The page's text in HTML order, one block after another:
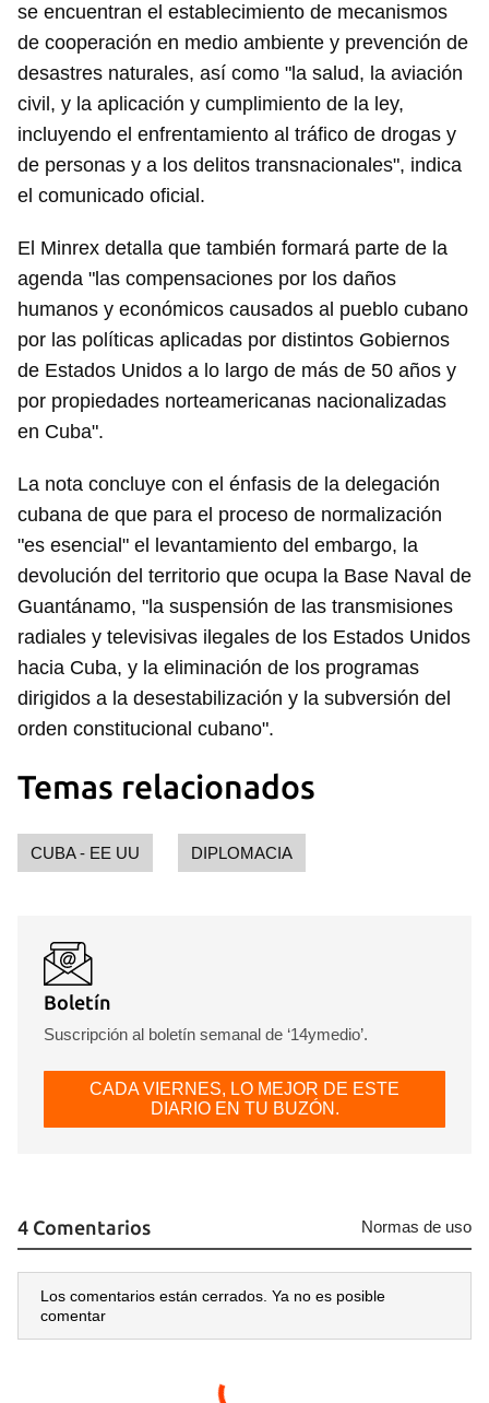
Guardar como favorito
Para poder guardar como favorito, primero has de
se encuentran el establecimiento de mecanismos
de cooperación en medio ambiente y prevención de
desastres naturales, así como "la salud, la aviación
civil, y la aplicación y cumplimiento de la ley,
incluyendo el enfrentamiento al tráfico de drogas y
de personas y a los delitos transnacionales", indica
el comunicado oficial.
El Minrex detalla que también formará parte de la
agenda "las compensaciones por los daños
humanos y económicos causados al pueblo cubano
por las políticas aplicadas por distintos Gobiernos
de Estados Unidos a lo largo de más de 50 años y
por propiedades norteamericanas nacionalizadas
en Cuba".
La nota concluye con el énfasis de la delegación
cubana de que para el proceso de normalización
"es esencial" el levantamiento del embargo, la
devolución del territorio que ocupa la Base Naval de
Guantánamo, "la suspensión de las transmisiones
radiales y televisivas ilegales de los Estados Unidos
hacia Cuba, y la eliminación de los programas
dirigidos a la desestabilización y la subversión del
orden constitucional cubano".
Temas relacionados
CUBA - EE UU DIPLOMACIA
Boletín
Suscripción al boletín semanal de ‘14ymedio’.
CADA VIERNES, LO MEJOR DE ESTE
DIARIO EN TU BUZÓN.
4 Comentarios Normas de uso
Los comentarios están cerrados. Ya no es posible
comentar